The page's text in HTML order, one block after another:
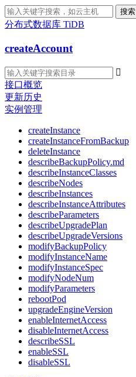
搜索
分布式数据库 TiDB
createAccount

接口概览
更新历史
实例管理
createInstance
createInstanceFromBackup
deleteInstance
describeBackupPolicy.md
describeInstanceClasses
describeNodes
describeInstances
describeInstanceAttributes
describeParameters
describeUpgradePlan
describeUpgradeVersions
modifyBackupPolicy
modifyInstanceName
modifyInstanceSpec
modifyNodeNum
modifyParameters
rebootPod
upgradeEngineVersion
enableInternetAccess
disableInternetAccess
describeSSL
enableSSL
disableSSL